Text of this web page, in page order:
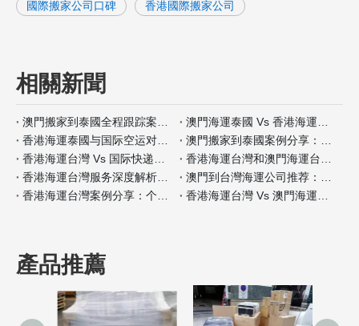
國際搬家公司口碑 香港國際搬家公司
相關新聞
產品推薦